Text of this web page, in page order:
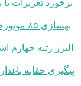
بهسازی ۸۵ موتورخانه در البرز طی سه‌ماهه نخست امسال